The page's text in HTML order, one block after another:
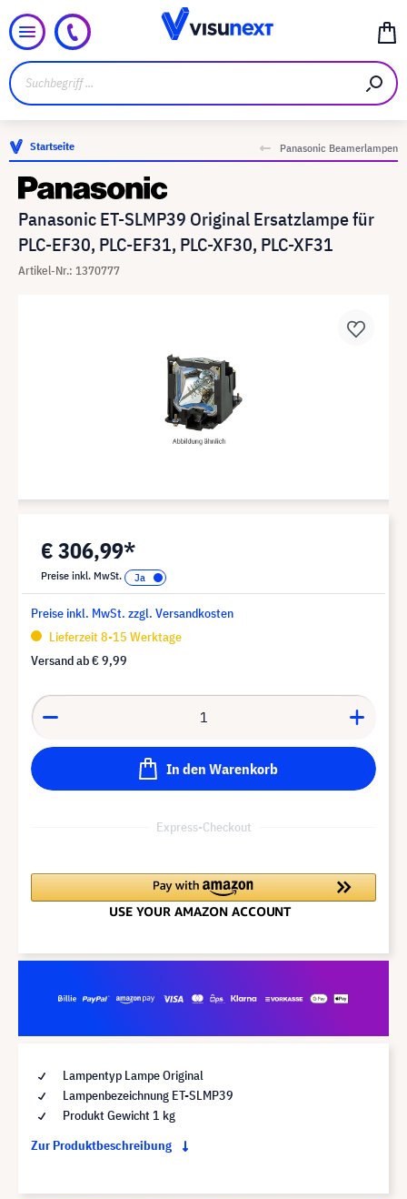
Startseite Panasonic Beamerlampen
Panasonic ET-SLMP39 Original Ersatzlampe für
PLC-EF30, PLC-EF31, PLC-XF30, PLC-XF31
Artikel-Nr.: 1370777
€ 306,99*
Preise inkl. MwSt.
Preise inkl. MwSt. zzgl. Versandkosten
Lieferzeit 8-15 Werktage
Versand ab€ 9,99
In den Warenkorb
Express-Checkout
Lampentyp Lampe Original
Lampenbezeichnung ET-SLMP39
Produkt Gewicht 1 kg
Zur Produktbeschreibung